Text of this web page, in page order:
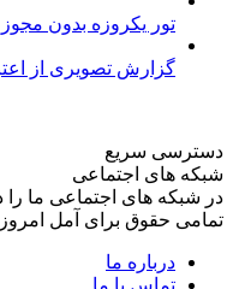
تور یکروزه بدون
گزارش تصویری از
دسترسی سریع
شبکه های اجتماعی
در شبکه های اجتماعی ما را
تمامی حقوق برای آمل
درباره ما